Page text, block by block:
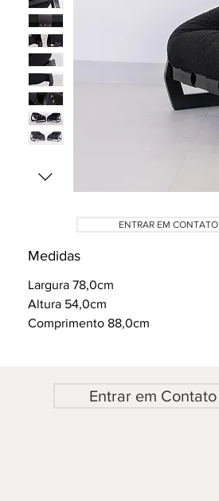
Medidas
Largura 78,0cm
Altura 54,0cm
Comprimento 88,0cm
ENTRAR EM CONTATO
Entrar em Contato